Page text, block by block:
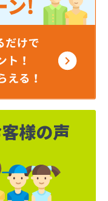
ムガス
名古屋西営業所
所
ガス
ガス